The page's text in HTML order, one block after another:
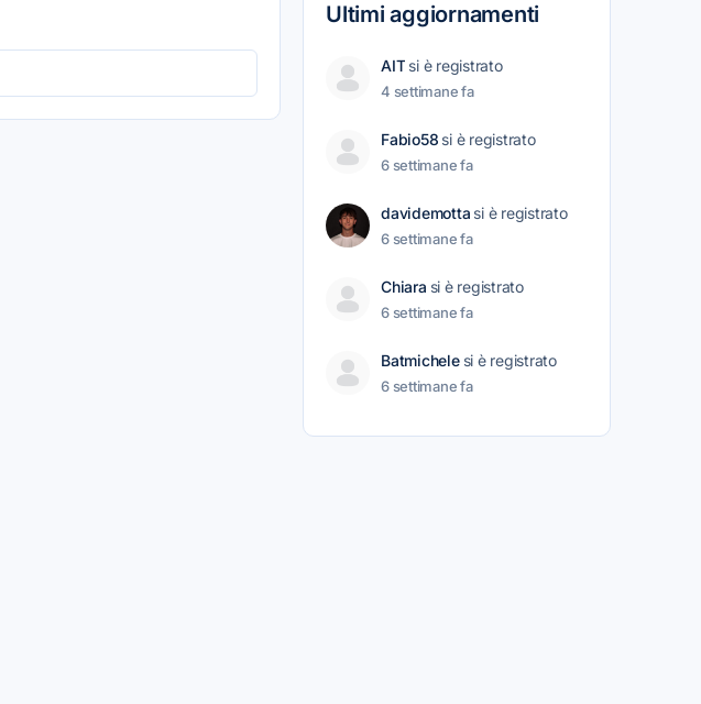
Ultimi aggiornamenti
AIT si è registrato
4 settimane fa
Fabio58 si è registrato
6 settimane fa
davidemotta si è registrato
6 settimane fa
Chiara si è registrato
6 settimane fa
Batmichele si è registrato
6 settimane fa